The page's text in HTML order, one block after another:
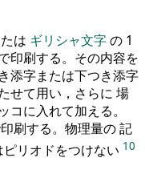
は ギリシャ文字の 1
印刷する。その内容を
添字または下つき添字
せて用い，さらに 場
に入れて加える。
刷する。物理量の 記
リオドをつけない 10